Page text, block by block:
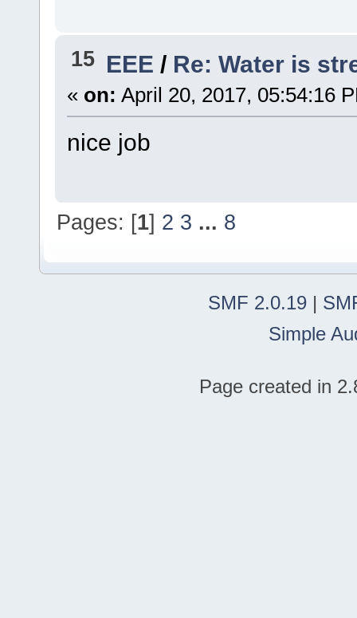
15 EEE / Re: Water is
« on: April 20, 2017, 05:54:16
nice job
Pages: [1] 2 3 ... 8
SMF 2.0.19 |
Simple
Page created in